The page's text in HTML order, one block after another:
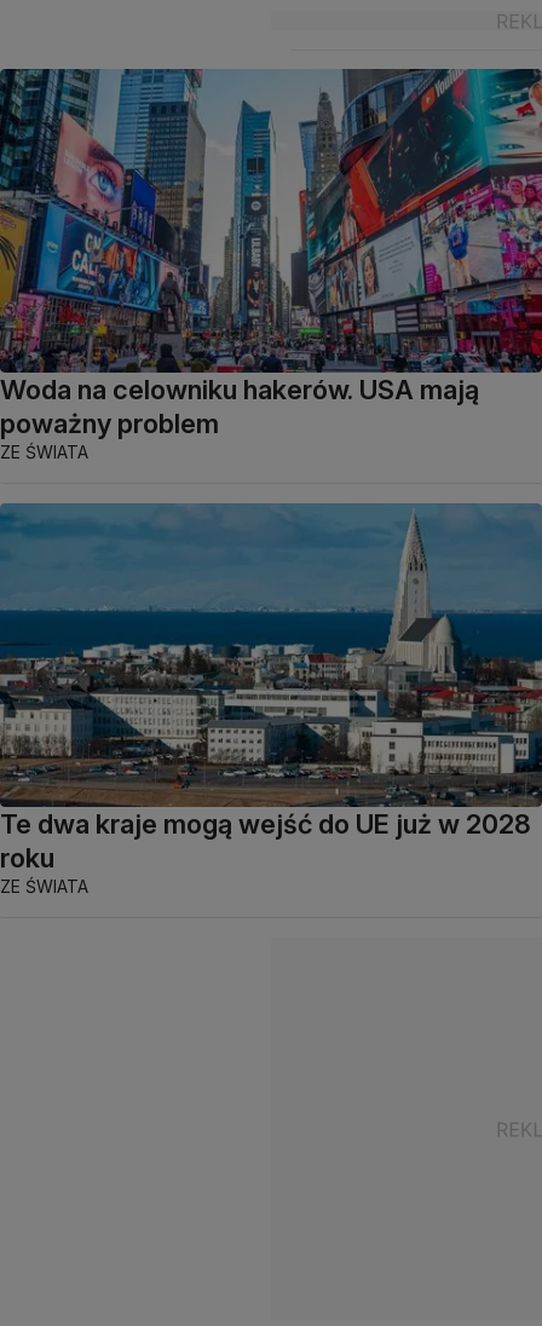
Woda na celowniku hakerów. USA mają
poważny problem
ZE ŚWIATA
Te dwa kraje mogą wejść do UE już w 2028
roku
ZE ŚWIATA